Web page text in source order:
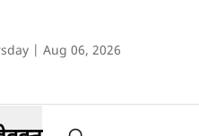
| Aug 06, 2026